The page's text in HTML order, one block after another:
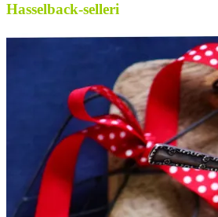
Hasselback-selleri